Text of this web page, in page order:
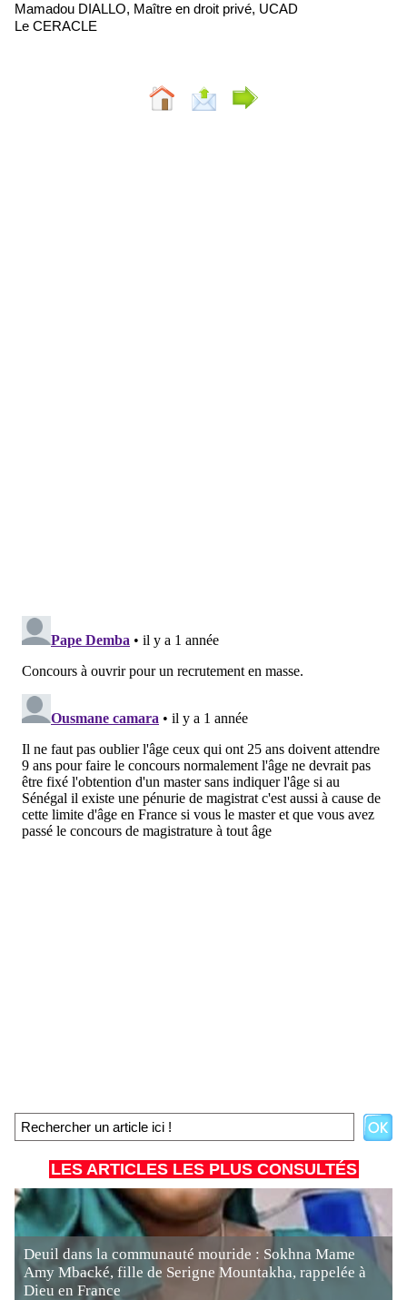
Mamadou DIALLO, Maître en droit privé, UCAD
Le CERACLE
LES ARTICLES LES PLUS CONSULTÉS
Deuil dans la communauté mouride : Sokhna Mame
Amy Mbacké, fille de Serigne Mountakha, rappelée à
Dieu en France